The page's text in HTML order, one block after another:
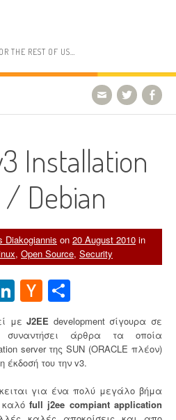
THE REST OF US…
Installation
Debian
Diakogiannis on 20 August 2010 in
, Open Source, Security
LinkedIn
Hacker
News
μεJ2EE development σίγουρα σε
συναντήσει άρθρα τα οποία
server της SUN (ORACLE πλέον)
έκδοσή του την v3.
για ένα πολύ μεγάλο βήμα
full j2ee compiant application